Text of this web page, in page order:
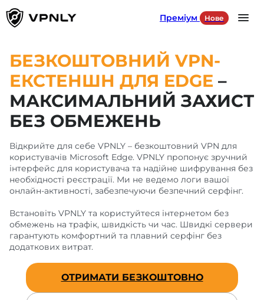
Преміум Нове
Language
Продукти
Для ігор
Для соцмереж
Наші сервери
УВІЙТИ
БЕЗКОШТОВНИЙ VPN-
ЕКСТЕНШН ДЛЯ EDGE –
МАКСИМАЛЬНИЙ ЗАХИСТ
БЕЗ ОБМЕЖЕНЬ
Відкрийте для себе VPNLY – безкоштовний VPN для
користувачів Microsoft Edge. VPNLY пропонує зручний
інтерфейс для користувача та надійне шифрування без
необхідності реєстрації. Ми не ведемо логи вашої
онлайн-активності, забезпечуючи безпечний серфінг.
Встановіть VPNLY та користуйтеся інтернетом без
обмежень на трафік, швидкість чи час. Швидкі сервери
гарантують комфортний та плавний серфінг без
додаткових витрат.
ОТРИМАТИ БЕЗКОШТОВНО